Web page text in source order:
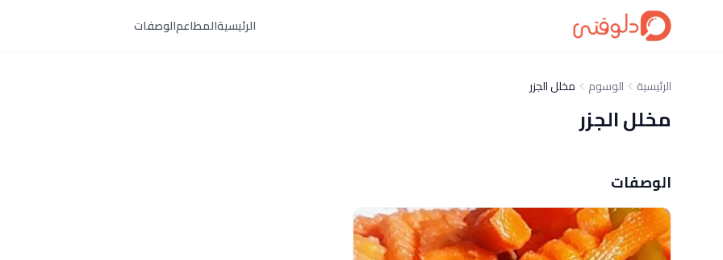
الرئيسيةالمطاعمالوصفات
الرئيسية الوسوم مخلل الجزر
مخلل الجزر
الوصفات